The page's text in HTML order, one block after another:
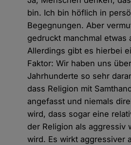
bin. Ich bin höflich in
Begegnungen. Aber
gedruckt manchmal etwas
Allerdings gibt es hierbei
Faktor: Wir haben uns
Jahrhunderte so sehr
dass Religion mit
angefasst und niemals
wird, dass sogar eine
der Religion als aggressiv
wird. Es wirkt aggressiver